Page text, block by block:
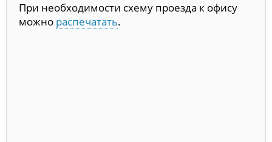
При необходимости схему проезда к офису
можно распечатать.